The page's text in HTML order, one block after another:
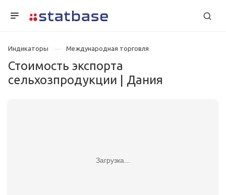
Индикаторы Международная торговля
Стоимость экспорта
сельхозпродукции | Дания
Загрузка...